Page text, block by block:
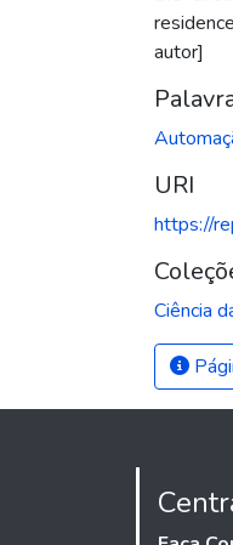
autor]
URI
https://
Ciência